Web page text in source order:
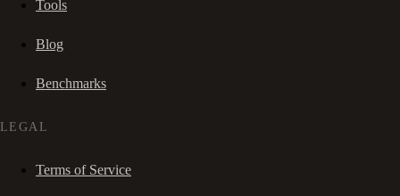
Tools
Blog
Benchmarks
LEGAL
Terms of Service